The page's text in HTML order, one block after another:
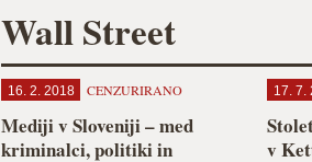
Wall Street
16. 2. 2018 CENZURIRANO
Mediji v Sloveniji – med
kriminalci, politiki in
17. 7.
v